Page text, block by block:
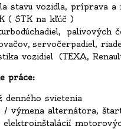
stavu vozidla, príprava a
( STK na kľúč )
palivových
servočerpadiel,
vozidiel (TEXA,
práce:
denného svietenia
/ výmena alternátora,
elektroinštalácií